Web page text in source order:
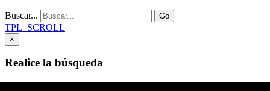
Buscar... Go
TPL_SCROLL
×
Realice la búsqueda